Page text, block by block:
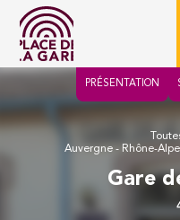
Gare
Auvergne - Rhône-
PRÉSENTATION